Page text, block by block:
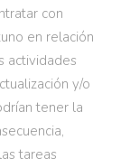
con
en relación
actividades
y/o
tener la
tareas